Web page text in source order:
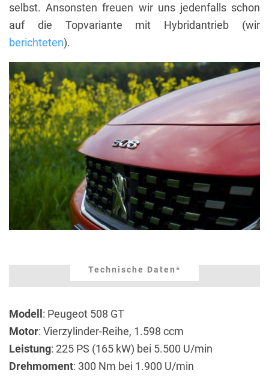
selbst. Ansonsten freuen wir uns jedenfalls schon
auf die Topvariante mit Hybridantrieb (wir
berichteten).
Technische Daten*
Modell: Peugeot 508 GT
Motor: Vierzylinder-Reihe, 1.598 ccm
Leistung: 225 PS (165 kW) bei 5.500 U/min
Drehmoment: 300 Nm bei 1.900 U/min